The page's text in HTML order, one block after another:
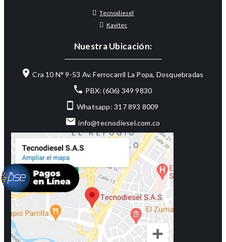
Tecnodiesel
Kavitec
Nuestra Ubicación:
Cra 10 N° 9-53 Av. Ferrocarril La Popa, Dosquebradas
PBX: (606) 349 9830
Whatsapp: 317 893 8009
info@tecnodiesel.com.co